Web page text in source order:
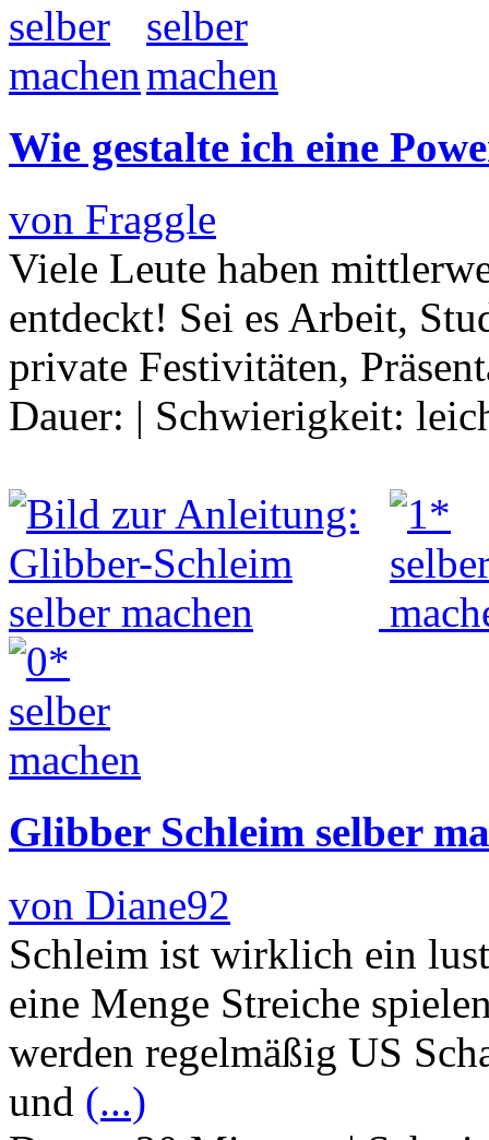
Wie gestalte ich eine
von Fraggle
Viele Leute haben
entdeckt! Sei es Arbeit,
private Festivitäten,
Dauer: | Schwierigkeit:
Glibber Schleim selber
von Diane92
Schleim ist wirklich ein
eine Menge Streiche
werden regelmäßig US
und (...)